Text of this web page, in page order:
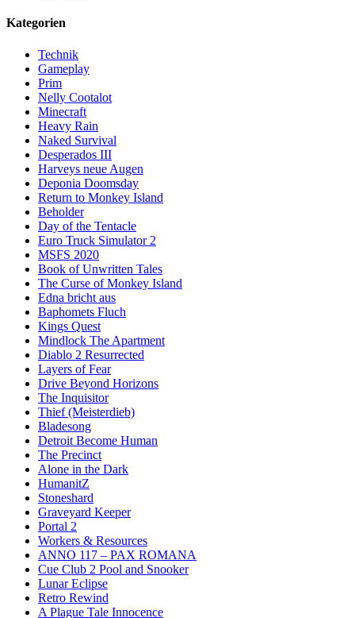
Kategorien
Technik
Gameplay
Prim
Nelly Cootalot
Minecraft
Heavy Rain
Naked Survival
Desperados III
Harveys neue Augen
Deponia Doomsday
Return to Monkey Island
Beholder
Day of the Tentacle
Euro Truck Simulator 2
MSFS 2020
Book of Unwritten Tales
The Curse of Monkey Island
Edna bricht aus
Baphomets Fluch
Kings Quest
Mindlock The Apartment
Diablo 2 Resurrected
Layers of Fear
Drive Beyond Horizons
The Inquisitor
Thief (Meisterdieb)
Bladesong
Detroit Become Human
The Precinct
Alone in the Dark
HumanitZ
Stoneshard
Graveyard Keeper
Portal 2
Workers & Resources
ANNO 117 – PAX ROMANA
Cue Club 2 Pool and Snooker
Lunar Eclipse
Retro Rewind
A Plague Tale Innocence